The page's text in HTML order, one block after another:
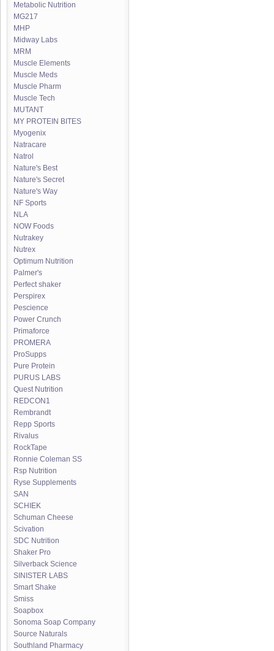
Metabolic Nutrition
MG217
MHP
Midway Labs
MRM
Muscle Elements
Muscle Meds
Muscle Pharm
Muscle Tech
MUTANT
MY PROTEIN BITES
Myogenix
Natracare
Natrol
Nature's Best
Nature's Secret
Nature's Way
NF Sports
NLA
NOW Foods
Nutrakey
Nutrex
Optimum Nutrition
Palmer's
Perfect shaker
Perspirex
Pescience
Power Crunch
Primaforce
PROMERA
ProSupps
Pure Protein
PURUS LABS
Quest Nutrition
REDCON1
Rembrandt
Repp Sports
Rivalus
RockTape
Ronnie Coleman SS
Rsp Nutrition
Ryse Supplements
SAN
SCHIEK
Schuman Cheese
Scivation
SDC Nutrition
Shaker Pro
Silverback Science
SINISTER LABS
Smart Shake
Smiss
Soapbox
Sonoma Soap Company
Source Naturals
Southland Pharmacy